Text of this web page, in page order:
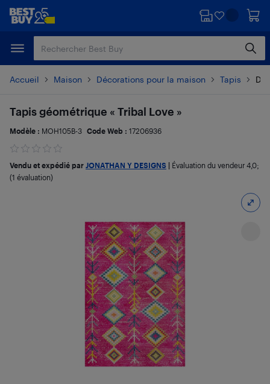
Passer
principal
Passer
Accueil Maison Décorations pour la maison Tapis
Tapis géométrique « Tribal Love »
Modèle : MOH105B-3 Code Web : 17206936
Vendu et expédié par JONATHAN Y DESIGNS Évaluation du vendeur 4,0;
(1 évaluation)